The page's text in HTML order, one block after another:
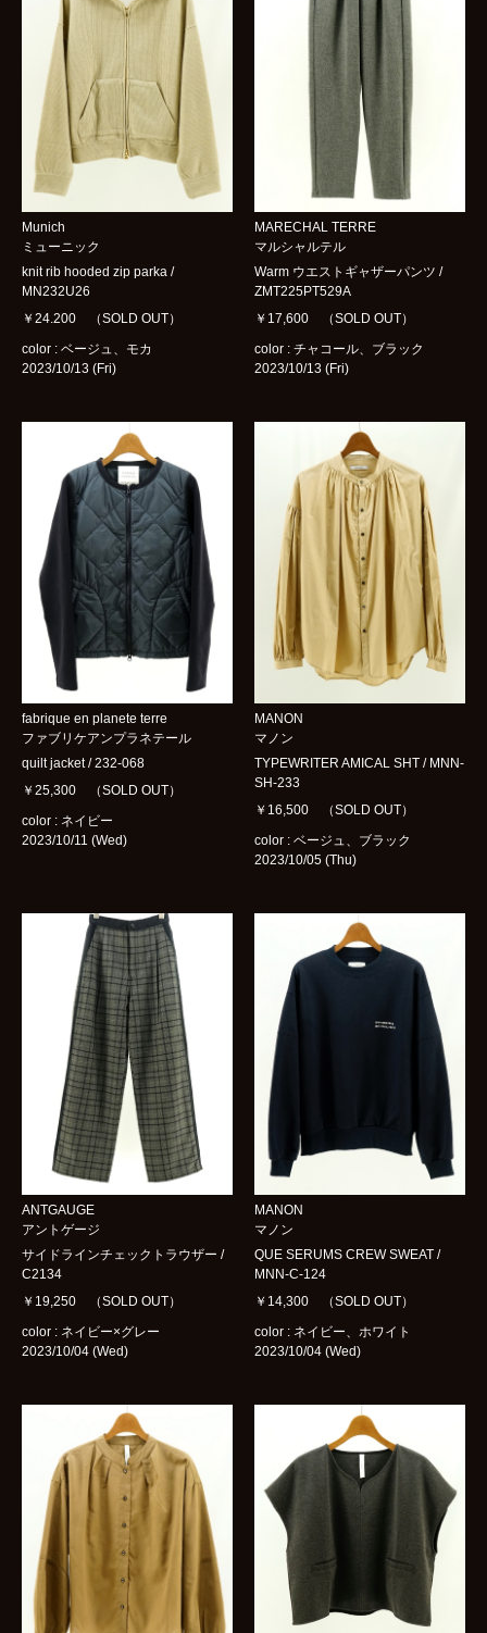
Munich
ミューニック
knit rib hooded zip parka /
MN232U26
￥24.200 （SOLD OUT）
color : ベージュ、モカ
2023/10/13 (Fri)
MARECHAL TERRE
マルシャルテル
Warm ウエストギャザーパンツ /
ZMT225PT529A
￥17,600 （SOLD OUT）
color : チャコール、ブラック
2023/10/13 (Fri)
fabrique en planete terre
ファブリケアンプラネテール
quilt jacket / 232-068
￥25,300 （SOLD OUT）
color : ネイビー
2023/10/11 (Wed)
MANON
マノン
TYPEWRITER AMICAL SHT / MNN-
SH-233
￥16,500 （SOLD OUT）
color : ベージュ、ブラック
2023/10/05 (Thu)
ANTGAUGE
アントゲージ
サイドラインチェックトラウザー /
C2134
￥19,250 （SOLD OUT）
color : ネイビー×グレー
2023/10/04 (Wed)
MANON
マノン
QUE SERUMS CREW SWEAT /
MNN-C-124
￥14,300 （SOLD OUT）
color : ネイビー、ホワイト
2023/10/04 (Wed)